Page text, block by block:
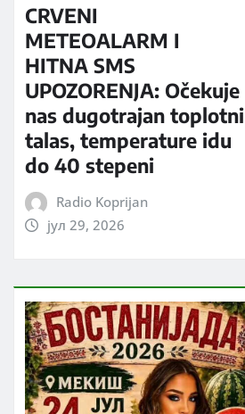
CRVENI
METEOALARM I
HITNA SMS
UPOZORENJA: Očekuje
nas dugotrajan toplotni
talas, temperature idu
do 40 stepeni
Radio Koprijan
јул 29, 2026